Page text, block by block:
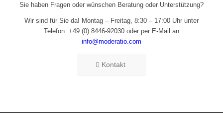
Sie haben Fragen oder wünschen Beratung oder Unterstützung?
Wir sind für Sie da! Montag – Freitag, 8:30 – 17:00 Uhr unter
Telefon: +49 (0) 8446-92030 oder per E-Mail an
info@moderatio.com
Kontakt